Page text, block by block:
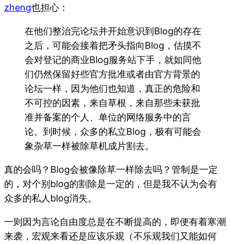
zheng也担心：
在他们整治完论坛并开始意识到Blog的存在
之后，可能会接着把矛头指向Blog，估摸不
会对登记的商业Blog服务站下手，就如同他
们仍然保留好些官方批准或者由官方背景的
论坛一样，因为他们也知道，真正的危险和
不可控的因素，来自草根，来自那些未获批
准并备案的个人、单位的网络服务中的言
论。到时候，众多的私立Blog，极有可能会
象杂草一样被除草机成片割去。
真的会吗？Blog会被像除草一样除去吗？管制是一定
的，对个别blog的割除是一定的，但是我不认为会有
众多的私人blog消失。
一则因为言论自由度总是在不断提高的，即便有着寒潮
来袭，宏观来看还是应该乐观（不乐观我们又能如何